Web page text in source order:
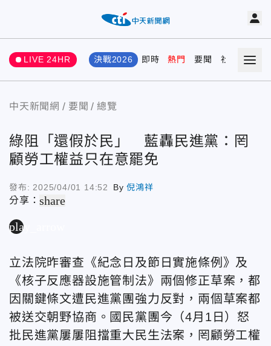
LIVE 24HR 決戰2026 即時 熱門 要聞 社會 娛樂
中天新聞網 要聞 總覽
綠阻「還假於民」 藍轟民進黨：罔
顧勞工權益只在意罷免
發布: 2025/04/01 14:52 By倪鴻祥
分享：share
play_arrow
立法院昨審查《紀念日及節日實施條例》及
《核子反應器設施管制法》兩個修正草案，都
因關鍵條文遭民進黨團強力反對，兩個草案都
被送交朝野協商。國民黨團今（4月1日）怒
批民進黨屢屢阻擋重大民生法案，罔顧勞工權